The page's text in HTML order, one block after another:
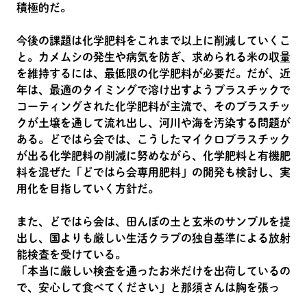
積極的だ。
今後の課題は化学肥料をこれまで以上に削減していくこ
と。カメムシの発生や病気を防ぎ、求められる米の収量
を維持するには、最低限の化学肥料が必要だ。だが、近
年は、最適のタイミングで溶け出すようプラスチックで
コーティングされた化学肥料が主流で、そのプラスチッ
クが土壌を通して流れ出し、河川や海を汚染する問題が
ある。どではら会では、こうしたマイクロプラスチック
が出る化学肥料の削減に努めながら、化学肥料と有機肥
料を混ぜた「どではら会専用肥料」の開発も検討し、実
用化を目指していく方針だ。
また、どではら会は、田んぼの土と玄米のサンプルを提
出し、国よりも厳しい生活クラブの独自基準による放射
能検査を受けている。
「本当に厳しい検査を通ったお米だけを出荷しているの
で、安心して食べてください」と那須さんは胸を張っ